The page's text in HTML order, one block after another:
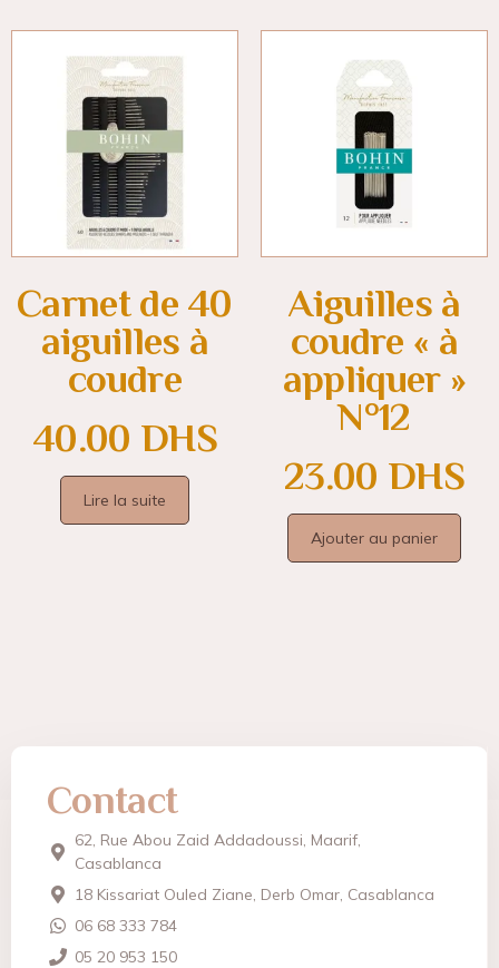
Carnet de 40
aiguilles à
coudre
40.00 DHS
Lire la suite
Aiguilles à
coudre « à
appliquer »
N°12
23.00 DHS
Ajouter au panier
Contact
62, Rue Abou Zaid Addadoussi, Maarif,
Casablanca
18 Kissariat Ouled Ziane, Derb Omar, Casablanca
06 68 333 784
05 20 953 150